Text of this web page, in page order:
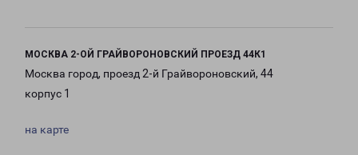
МОСКВА 2-ОЙ ГРАЙВОРОНОВСКИЙ ПРОЕЗД 44К1
Москва город, проезд 2-й Грайвороновский, 44
корпус 1
на карте